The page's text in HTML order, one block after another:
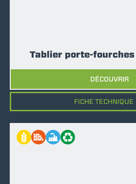
Tablier porte-
DÉCOUVRIR
FICHE TECHNIQUE